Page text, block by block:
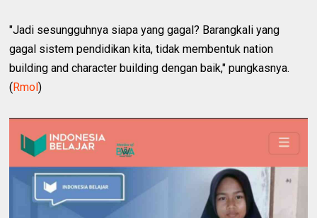
"Jadi sesungguhnya siapa yang gagal? Barangkali yang
gagal sistem pendidikan kita, tidak membentuk nation
building and character building dengan baik," pungkasnya.
( Rmol)